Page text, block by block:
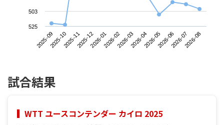
2025-092025-102025-112025-122026-012026-022026-032026-042026-052026-062026-072026-08
503
525
試合結果
WTT ユースコンテンダー カイロ 2025